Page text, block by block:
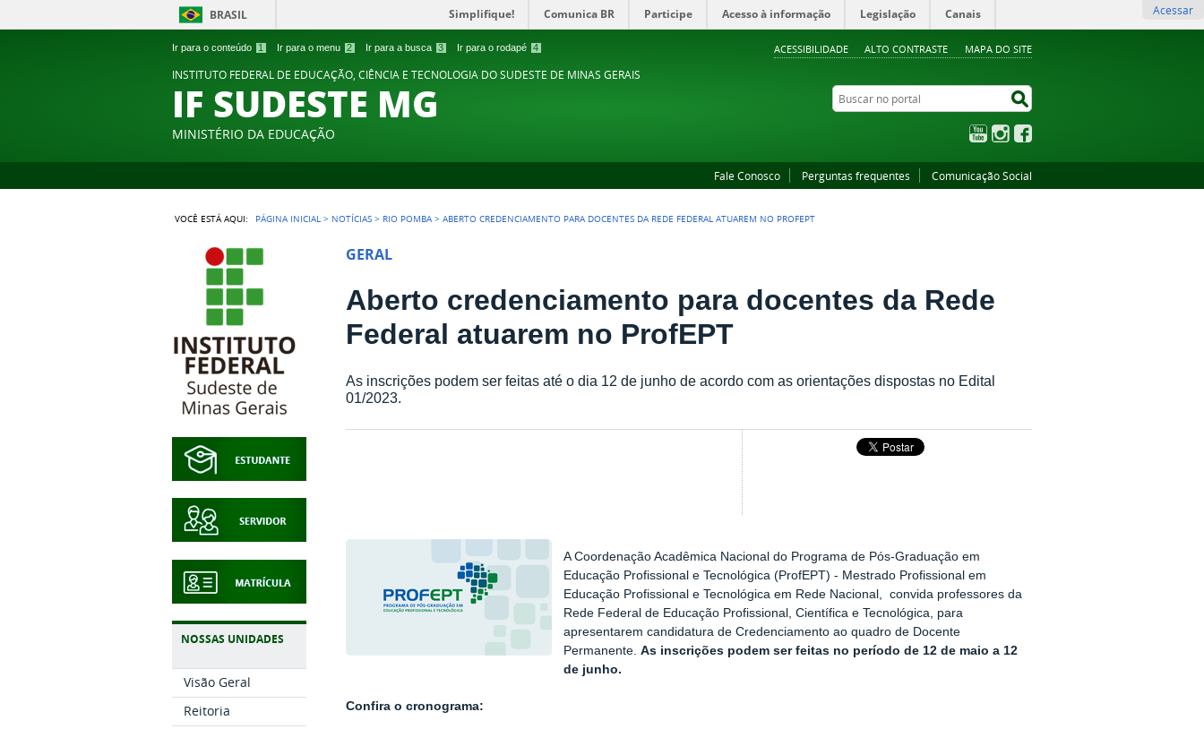
Ir para o conteúdo 1 Ir para o menu 2 Ir para a busca 3 Ir para o rodapé 4 ACESSIBILIDADE ALTO CONTRASTE MAPA DO SITE
BRASIL Simplifique! Comunica BR Participe Acesso à informação Legislação Canais Acessar
INSTITUTO FEDERAL DE EDUCAÇÃO, CIÊNCIA E TECNOLOGIA DO SUDESTE DE MINAS GERAIS
IF SUDESTE MG
MINISTÉRIO DA EDUCAÇÃO
Buscar no portal
YouTubeInstagram
Fale Conosco Perguntas frequentes Comunicação Social
VOCÊ ESTÁ AQUI: PÁGINA INICIAL > NOTÍCIAS > RIO POMBA >ABERTO CREDENCIAMENTO PARA DOCENTES DA REDE FEDERAL ATUAREM NO PROFEPT
NOSSAS UNIDADES
Visão Geral
Reitoria
GERAL
Aberto credenciamento para docentes da Rede
Federal atuarem no ProfEPT
As inscrições podem ser feitas até o dia 12 de junho de acordo com as orientações dispostas no Edital
01/2023.
A Coordenação Acadêmica Nacional do Programa de Pós-Graduação em
Educação Profissional e Tecnológica (ProfEPT) - Mestrado Profissional em
Educação Profissional e Tecnológica em Rede Nacional, convida professores da
Rede Federal de Educação Profissional, Científica e Tecnológica, para
apresentarem candidatura de Credenciamento ao quadro de Docente
Permanente. As inscrições podem ser feitas no período de 12 de maio a 12
de junho.
Confira o cronograma: